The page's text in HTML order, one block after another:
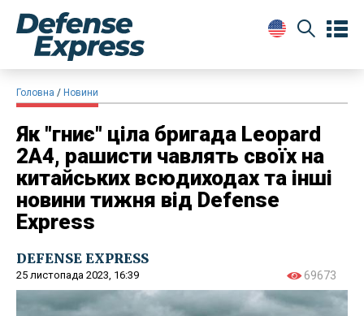
Головна Новини
Як "гниє" ціла бригада Leopard
2A4, рашисти чавлять своїх на
китайських всюдиходах та інші
новини тижня від Defense
Express
DEFENSE EXPRESS
25 листопада 2023, 16:39 69673